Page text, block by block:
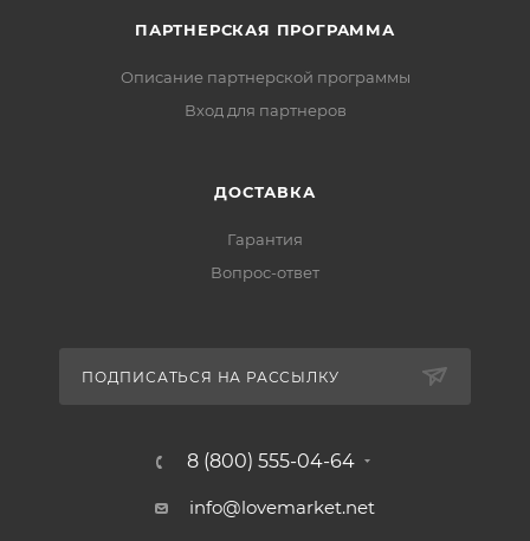
ПАРТНЕРСКАЯ ПРОГРАММА
Описание партнерской программы
Вход для партнеров
ДОСТАВКА
Гарантия
Вопрос-ответ
ПОДПИСАТЬСЯ НА РАССЫЛКУ
8 (800) 555-04-64
info@lovemarket.net